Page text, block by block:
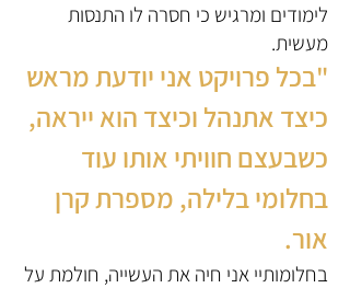
לימודים ומרגיש כי חסרה לו התנסות
מעשית.
"בכל פרויקט אני יודעת מראש
כיצד אתנהל וכיצד הוא ייראה,
כשבעצם חוויתי אותו עוד
בחלומי בלילה, מספרת קרן
אור.
בחלומותיי אני חיה את העשייה, חולמת על